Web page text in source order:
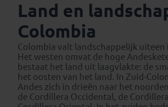
Land en
Colombia
Colombia valt landschappelijk uiteen
Het westen omvat de hoge
bestaat het land uit laagvlakte: de
het oosten van het land. In Zuid-
Andes zich in drieën naar het
de Cordillera Occidental, de